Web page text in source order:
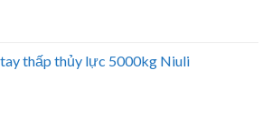
tay thấp thủy lực 5000kg Niuli